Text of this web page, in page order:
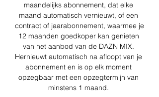
maandelijks abonnement, dat elke
maand automatisch vernieuwt, of een
contract of jaarabonnement, waarmee je
12 maanden goedkoper kan genieten
van het aanbod van de DAZN MIX.
Hernieuwt automatisch na afloopt van je
abonnement en is op elk moment
opzegbaar met een opzegtermijn van
minstens 1 maand.